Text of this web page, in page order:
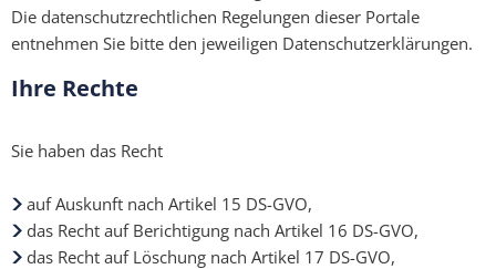
Die datenschutzrechtlichen Regelungen dieser Portale
entnehmen Sie bitte den jeweiligen Datenschutzerklärungen.
Ihre Rechte
Sie haben das Recht
auf Auskunft nach Artikel 15 DS-GVO,
das Recht auf Berichtigung nach Artikel 16 DS-GVO,
das Recht auf Löschung nach Artikel 17 DS-GVO,